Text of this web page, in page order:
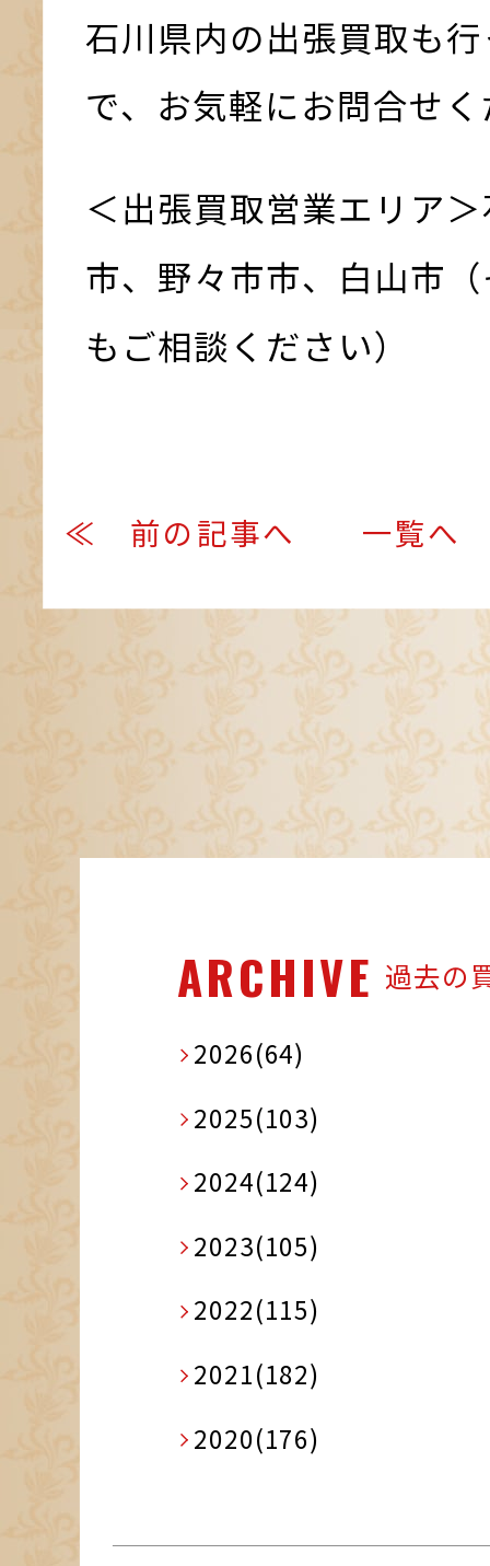
石川県内の出張買取も
で、お気軽にお問合せ
＜出張買取営業エリア
市、野々市市、白山市
もご相談ください）
≪ 前の記事へ 一覧へ
ARCHIVE 過去の
2026(64)
2025(103)
2024(124)
2023(105)
2022(115)
2021(182)
2020(176)